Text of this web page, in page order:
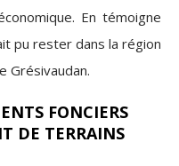
En témoigne
pu rester dans la région
Grésivaudan.
FONCIERS
DE TERRAINS